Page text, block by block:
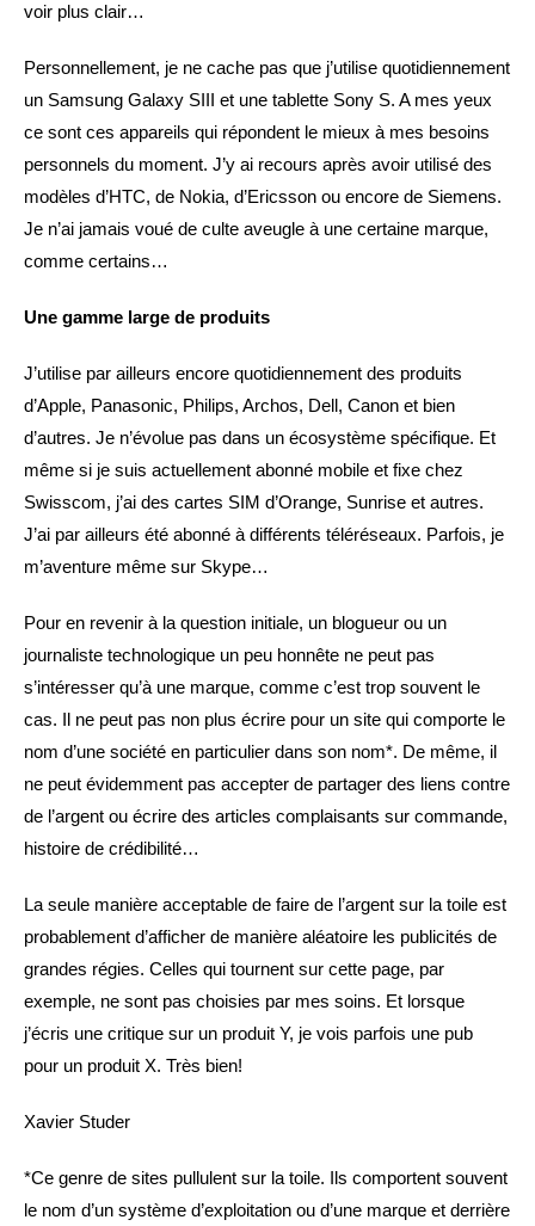
voir plus clair…
Personnellement, je ne cache pas que j’utilise quotidiennement
un Samsung Galaxy SIII et une tablette Sony S. A mes yeux
ce sont ces appareils qui répondent le mieux à mes besoins
personnels du moment. J’y ai recours après avoir utilisé des
modèles d’HTC, de Nokia, d’Ericsson ou encore de Siemens.
Je n’ai jamais voué de culte aveugle à une certaine marque,
comme certains…
Une gamme large de produits
J’utilise par ailleurs encore quotidiennement des produits
d’Apple, Panasonic, Philips, Archos, Dell, Canon et bien
d’autres. Je n’évolue pas dans un écosystème spécifique. Et
même si je suis actuellement abonné mobile et fixe chez
Swisscom, j’ai des cartes SIM d’Orange, Sunrise et autres.
J’ai par ailleurs été abonné à différents téléréseaux. Parfois, je
m’aventure même sur Skype…
Pour en revenir à la question initiale, un blogueur ou un
journaliste technologique un peu honnête ne peut pas
s’intéresser qu’à une marque, comme c’est trop souvent le
cas. Il ne peut pas non plus écrire pour un site qui comporte le
nom d’une société en particulier dans son nom*. De même, il
ne peut évidemment pas accepter de partager des liens contre
de l’argent ou écrire des articles complaisants sur commande,
histoire de crédibilité…
La seule manière acceptable de faire de l’argent sur la toile est
probablement d’afficher de manière aléatoire les publicités de
grandes régies. Celles qui tournent sur cette page, par
exemple, ne sont pas choisies par mes soins. Et lorsque
j’écris une critique sur un produit Y, je vois parfois une pub
pour un produit X. Très bien!
Xavier Studer
*Ce genre de sites pullulent sur la toile. Ils comportent souvent
le nom d’un système d’exploitation ou d’une marque et derrière